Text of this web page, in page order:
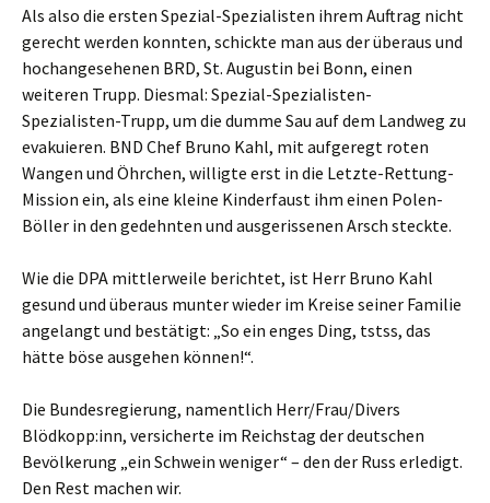
Als also die ersten Spezial-Spezialisten ihrem Auftrag nicht
gerecht werden konnten, schickte man aus der überaus und
hochangesehenen BRD, St. Augustin bei Bonn, einen
weiteren Trupp. Diesmal: Spezial-Spezialisten-
Spezialisten-Trupp, um die dumme Sau auf dem Landweg zu
evakuieren. BND Chef Bruno Kahl, mit aufgeregt roten
Wangen und Öhrchen, willigte erst in die Letzte-Rettung-
Mission ein, als eine kleine Kinderfaust ihm einen Polen-
Böller in den gedehnten und ausgerissenen Arsch steckte.
Wie die DPA mittlerweile berichtet, ist Herr Bruno Kahl
gesund und überaus munter wieder im Kreise seiner Familie
angelangt und bestätigt: „So ein enges Ding, tstss, das
hätte böse ausgehen können!“.
Die Bundesregierung, namentlich Herr/Frau/Divers
Blödkopp:inn, versicherte im Reichstag der deutschen
Bevölkerung „ein Schwein weniger“ – den der Russ erledigt.
Den Rest machen wir.